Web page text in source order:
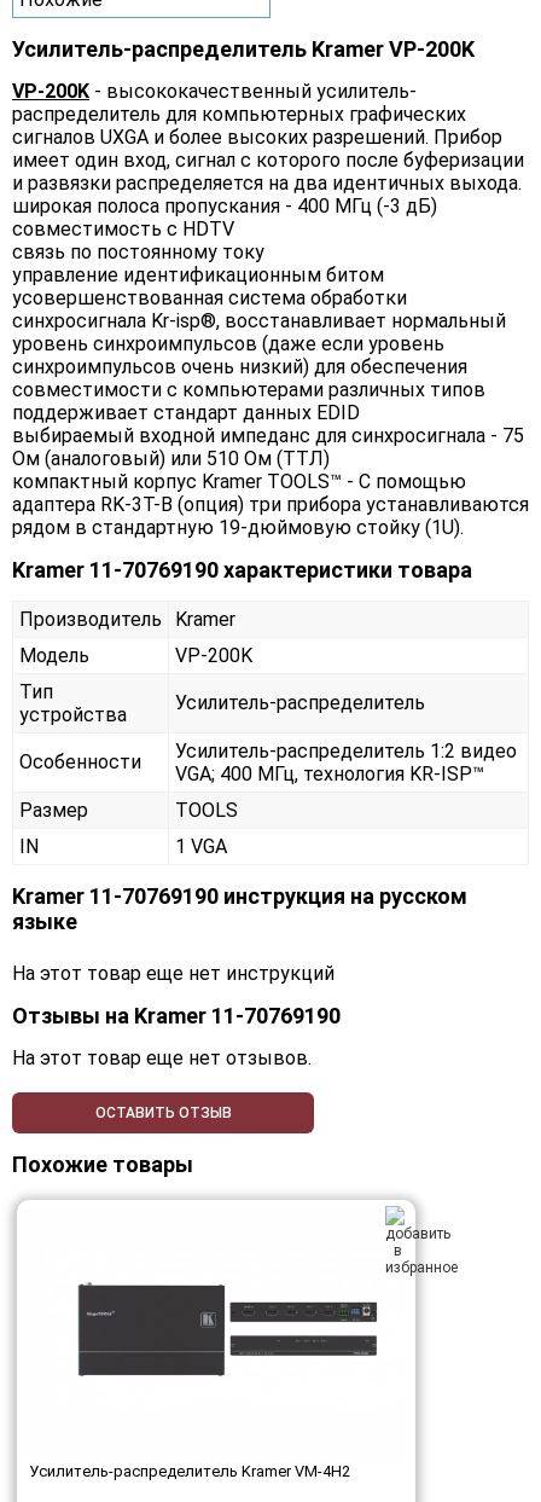
Усилитель-распределитель Kramer VP-200K
VP-200K - высококачественный усилитель-
распределитель для компьютерных графических
сигналов UXGA и более высоких разрешений. Прибор
имеет один вход, сигнал с которого после буферизации
и развязки распределяется на два идентичных выхода.
широкая полоса пропускания - 400 МГц (-3 дБ)
совместимость с HDTV
связь по постоянному току
управление идентификационным битом
усовершенствованная система обработки
синхросигнала Kr-isp®, восстанавливает нормальный
уровень синхроимпульсов (даже если уровень
синхроимпульсов очень низкий) для обеспечения
совместимости с компьютерами различных типов
поддерживает стандарт данных EDID
выбираемый входной импеданс для синхросигнала - 75
Ом (аналоговый) или 510 Ом (ТТЛ)
компактный корпус Kramer TOOLS™ - С помощью
адаптера RK-3T-B (опция) три прибора устанавливаются
рядом в стандартную 19-дюймовую стойку (1U).
Kramer 11-70769190 характеристики товара
Производитель
Kramer
Модель
VP-200K
Тип
устройства
Усилитель-распределитель
Особенности
Усилитель-распределитель 1:2 видео
VGA; 400 МГц, технология KR-ISP™
Размер
TOOLS
IN
1 VGA
Kramer 11-70769190 инструкция на русском
языке
На этот товар еще нет инструкций
Отзывы на Kramer 11-70769190
На этот товар еще нет отзывов.
ОСТАВИТЬ ОТЗЫВ
Похожие товары
Усилитель-распределитель Kramer VM-4H2